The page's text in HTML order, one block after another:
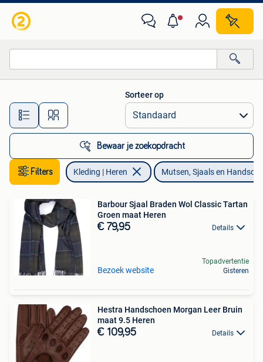
Alle afstanden…
Sorteer op
Bewaar je zoekopdracht
Filters Kleding | Heren Mutsen, Sjaals en
Barbour Sjaal Braden Wol Classic Tartan
Groen maat Heren
€ 79,95 Details
Bezoek website
Topadvertentie
Gisteren
Hestra Handschoen Morgan Leer Bruin
maat 9.5 Heren
€ 109,95 Details